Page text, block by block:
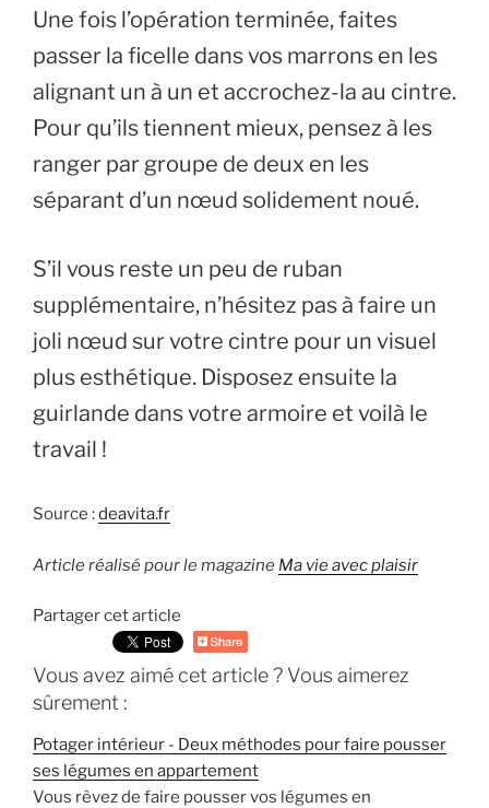
Une fois l’opération terminée, faites
passer la ficelle dans vos marrons en les
alignant un à un et accrochez-la au cintre.
Pour qu’ils tiennent mieux, pensez à les
ranger par groupe de deux en les
séparant d’un nœud solidement noué.
S’il vous reste un peu de ruban
supplémentaire, n’hésitez pas à faire un
joli nœud sur votre cintre pour un visuel
plus esthétique. Disposez ensuite la
guirlande dans votre armoire et voilà le
travail !
Source :deavita.fr
Article réalisé pour le magazine Ma vie avec plaisir
Partager cet article
Vous avez aimé cet article ? Vous aimerez
sûrement :
Potager intérieur - Deux méthodes pour faire pousser
ses légumes en appartement
Vous rêvez de faire pousser vos légumes en